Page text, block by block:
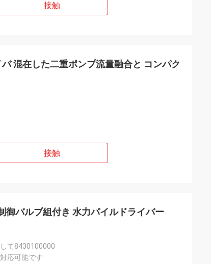
接触
混在した二重ポンプ流量融合と コンパク
接触
御バルブ組付き 水力パイルドライバー
て8430100000
応可能です